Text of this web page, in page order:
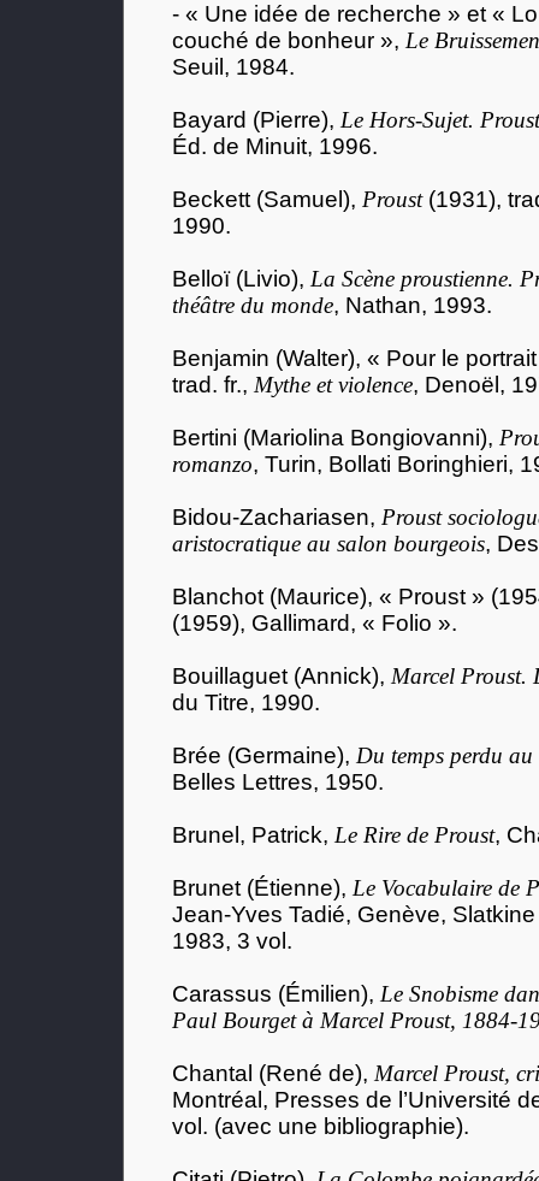
- « Une idée de recherche » et «
couché de bonheur », Le
Seuil, 1984.
Bayard (Pierre), Le Hors-Sujet.
Éd. de Minuit, 1996.
Beckett (Samuel), Proust(1931),
1990.
Belloï (Livio), La Scène proustienne.
théâtre du monde, Nathan, 1993.
Benjamin (Walter), « Pour le
trad. fr., Mythe et violence, Denoël,
Bertini (Mariolina Bongiovanni),
romanzo, Turin, Bollati Boringhieri,
Bidou-Zachariasen, Proust
aristocratique au salon bourgeois,
Blanchot (Maurice), « Proust »
(1959), Gallimard, « Folio ».
Bouillaguet (Annick), Marcel Proust.
du Titre, 1990.
Brée (Germaine), Du temps perdu au
Belles Lettres, 1950.
Brunel, Patrick, Le Rire de Proust,
Brunet (Étienne), Le Vocabulaire de
Jean-Yves Tadié, Genève,
1983, 3 vol.
Carassus (Émilien), Le Snobisme
Paul Bourget à Marcel Proust, 1884-
Chantal (René de), Marcel Proust,
Montréal, Presses de l’Université
vol. (avec une bibliographie).